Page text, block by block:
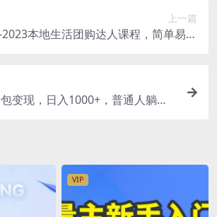
上一篇
本地生活团购达人课程，简单易上
变现，日入1000+，普通人躺赚
手的完整教程”)
VIP